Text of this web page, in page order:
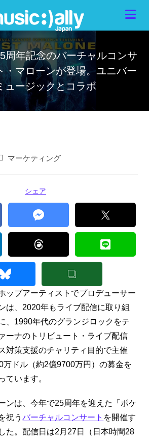
周年記念のバーチャルコンサ
・マローンが登場。ユニバー
ュージックとコラボ
マーケティング
シェア
ップアーティストでプロデューサー
は、2020年もライブ配信に取り組
、1990年代のグランジロックをテ
ーナのトリビュート・ライブ配信
対策支援のチャリティ目的で主催
万ドル（約2億9700万円）の募金を
ています。
ンは、今年で25周年を迎えた「ポケ
祝うバーチャルコンサート を開催す
た。配信日は2月27日（日本時間28